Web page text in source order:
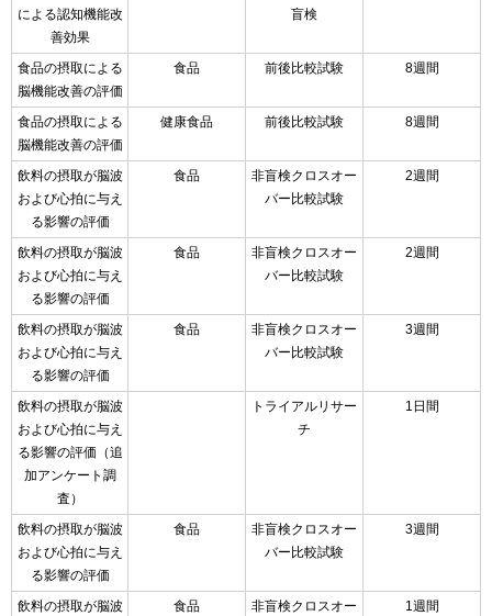
による認知機能改
善効果
盲検
食品の摂取による
脳機能改善の評価
食品 前後比較試験 8週間
食品の摂取による
脳機能改善の評価
健康食品 前後比較試験 8週間
飲料の摂取が脳波
および心拍に与え
る影響の評価
食品
非盲検クロスオー
バー比較試験
2週間
飲料の摂取が脳波
および心拍に与え
る影響の評価
食品
非盲検クロスオー
バー比較試験
2週間
飲料の摂取が脳波
および心拍に与え
る影響の評価
食品
非盲検クロスオー
バー比較試験
3週間
飲料の摂取が脳波
および心拍に与え
る影響の評価（追
加アンケート調
査）
トライアルリサー
チ
1日間
飲料の摂取が脳波
および心拍に与え
る影響の評価
食品
非盲検クロスオー
バー比較試験
3週間
飲料の摂取が脳波
食品
非盲検クロスオー
1週間